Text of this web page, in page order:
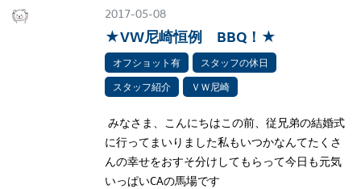
2017-05-08
★VW尼崎恒例 BBQ！★
オフショット有
スタッフの休日
スタッフ紹介
ＶＷ尼崎
みなさま、こんにちはこの前、従兄弟の結婚式
に行ってまいりました私もいつかなんてたくさ
んの幸せをおすそ分けしてもらって今日も元気
いっぱいCAの馬場です